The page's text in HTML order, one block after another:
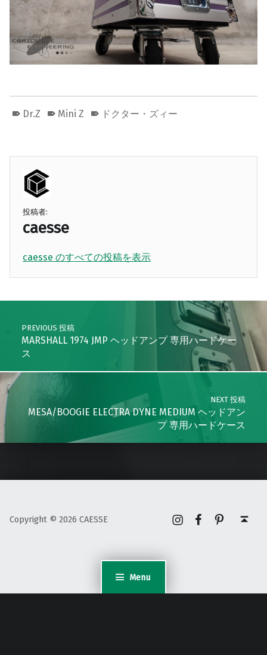
Menu
Dr.Z Mini Z ドクター・ズィー
投稿者:
caesse
caesse のすべての投稿を表示
Skip back to main navigation
Post navigation
PREVIOUS 投稿
MARSHALL 1974 JMP ヘッドアンプ 専用ハードケー
ス
NEXT 投稿
MESA/BOOGIE ELECTRA DYNE MEDIUM ヘッドアン
プ 専用ハードケース
Copyright © 2026 CAESSE